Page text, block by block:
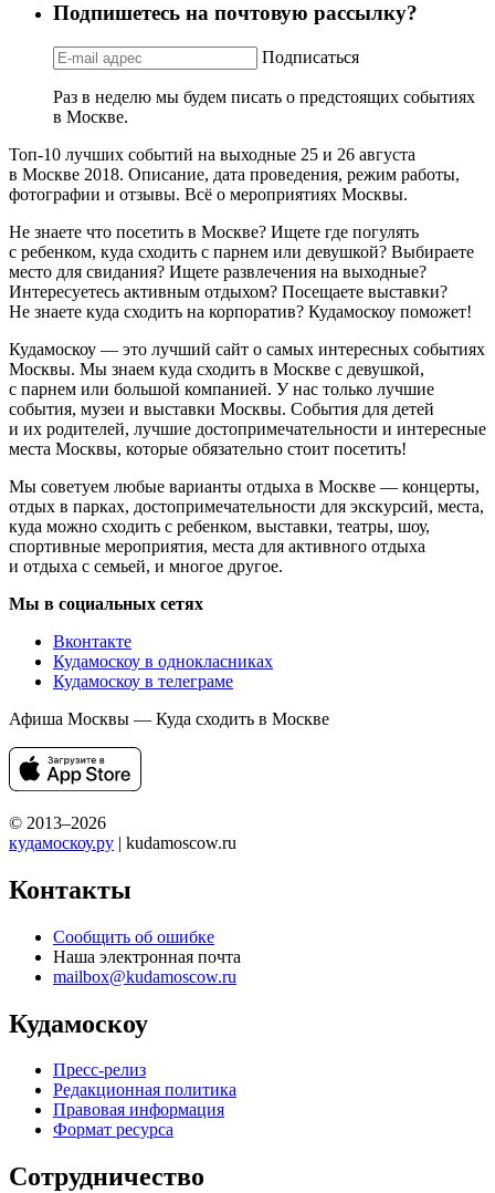
Подпишетесь на почтовую рассылку?
Подписаться
Раз в неделю мы будем писать о предстоящих событиях
в Москве.
Топ-10 лучших событий на выходные 25 и 26 августа
в Москве 2018. Описание, дата проведения, режим работы,
фотографии и отзывы. Всё о мероприятиях Москвы.
Не знаете что посетить в Москве? Ищете где погулять
с ребенком, куда сходить с парнем или девушкой? Выбираете
место для свидания? Ищете развлечения на выходные?
Интересуетесь активным отдыхом? Посещаете выставки?
Не знаете куда сходить на корпоратив? Кудамоскоу поможет!
Кудамоскоу — это лучший сайт о самых интересных событиях
Москвы. Мы знаем куда сходить в Москве с девушкой,
с парнем или большой компанией. У нас только лучшие
события, музеи и выставки Москвы. События для детей
и их родителей, лучшие достопримечательности и интересные
места Москвы, которые обязательно стоит посетить!
Мы советуем любые варианты отдыха в Москве — концерты,
отдых в парках, достопримечательности для экскурсий, места,
куда можно сходить с ребенком, выставки, театры, шоу,
спортивные мероприятия, места для активного отдыха
и отдыха с семьей, и многое другое.
Мы в социальных сетях
Вконтакте
Кудамоскоу в однокласниках
Кудамоскоу в телеграме
Афиша Москвы — Куда сходить в Москве
© 2013–2026
кудамоскоу.ру | kudamoscow.ru
Контакты
Сообщить об ошибке
Наша электронная почта
mailbox@kudamoscow.ru
Кудамоскоу
Пресс-релиз
Редакционная политика
Правовая информация
Формат ресурса
Сотрудничество